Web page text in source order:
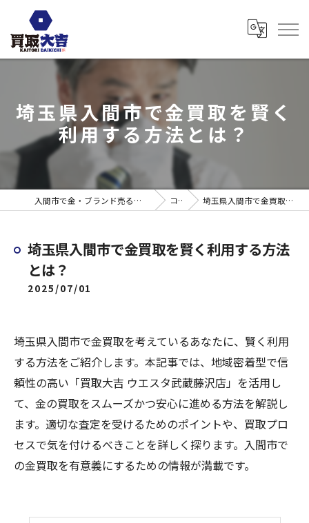
埼玉県入間市で金買取を賢く
利用する方法とは？
入間市で金・ブランド売るなら買取大吉 ウエスタ武蔵藤沢店 コラム 埼玉県入間市で金買取を賢く利用する方法とは？
埼玉県入間市で金買取を賢く利用する方法
とは？
2025/07/01
埼玉県入間市で金買取を考えているあなたに、賢く利用
する方法をご紹介します。本記事では、地域密着型で信
頼性の高い「買取大吉 ウエスタ武蔵藤沢店」を活用し
て、金の買取をスムーズかつ安心に進める方法を解説し
ます。適切な査定を受けるためのポイントや、買取プロ
セスで気を付けるべきことを詳しく探ります。入間市で
の金買取を有意義にするための情報が満載です。